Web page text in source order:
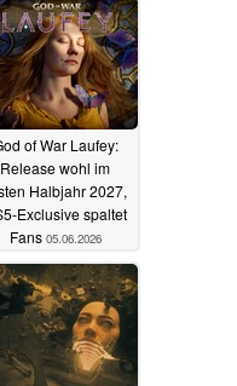
of War Laufey:
Release wohl im
Halbjahr 2027,
Exclusive spaltet
Fans 05.06.2026